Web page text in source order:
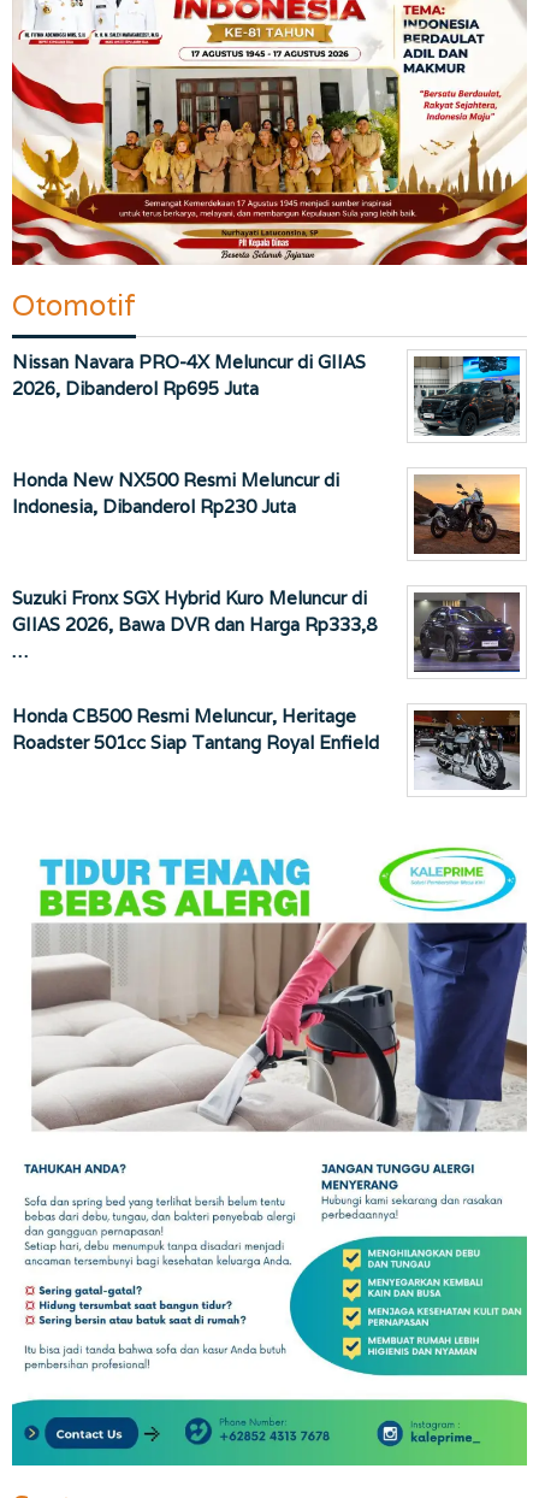
Otomotif
Nissan Navara PRO-4X Meluncur di GIIAS
2026, Dibanderol Rp695 Juta
Honda New NX500 Resmi Meluncur di
Indonesia, Dibanderol Rp230 Juta
Suzuki Fronx SGX Hybrid Kuro Meluncur di
GIIAS 2026, Bawa DVR dan Harga Rp333,8
…
Honda CB500 Resmi Meluncur, Heritage
Roadster 501cc Siap Tantang Royal Enfield